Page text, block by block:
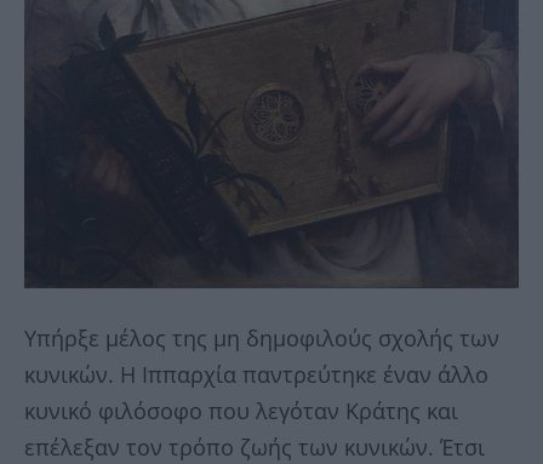
Υπήρξε µέλος της µη δηµοφιλούς σχολής των
κυνικών. H Ιππαρχία παντρεύτηκε έναν άλλο
κυνικό φιλόσοφο που λεγόταν Κράτης και
επέλεξαν τον τρόπο ζωής των κυνικών. Έτσι